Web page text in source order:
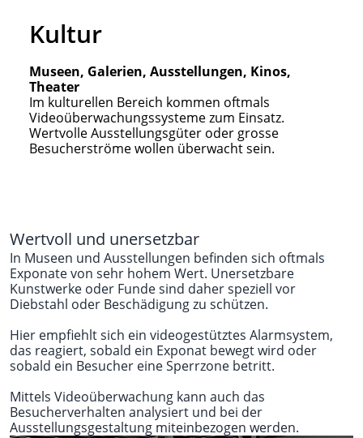
Kultur
Museen, Galerien, Ausstellungen, Kinos,
Theater
Im kulturellen Bereich kommen oftmals
Videoüberwachungssysteme zum Einsatz.
Wertvolle Ausstellungsgüter oder grosse
Besucherströme wollen überwacht sein.
Wertvoll und unersetzbar
In Museen und Ausstellungen befinden sich oftmals
Exponate von sehr hohem Wert. Unersetzbare
Kunstwerke oder Funde sind daher speziell vor
Diebstahl oder Beschädigung zu schützen.
Hier empfiehlt sich ein videogestütztes Alarmsystem,
das reagiert, sobald ein Exponat bewegt wird oder
sobald ein Besucher eine Sperrzone betritt.
Mittels Videoüberwachung kann auch das
Besucherverhalten analysiert und bei der
Ausstellungsgestaltung miteinbezogen werden.